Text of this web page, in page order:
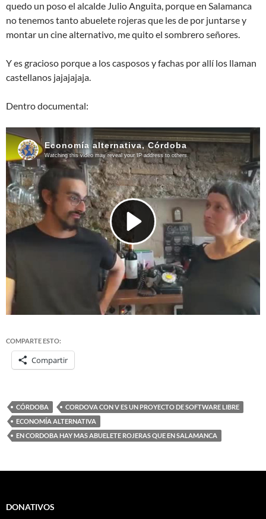
quedo un poso el alcalde Julio Anguita, porque en Salamanca
no tenemos tanto abuelete rojeras que les de por juntarse y
montar un cine alternativo, me quito el sombrero señores.
Y es gracioso porque a los casposos y fachas por allí los llaman
castellanos jajajajaja.
Dentro documental:
COMPARTE ESTO:
Compartir
CÓRDOBA
CORDOVA CON V ES UN PROYECTO DE SOFTWARE LIBRE
ECONOMÍA ALTERNATIVA
EN CORDOBA HAY MAS ABUELETE ROJERAS QUE EN SALAMANCA
DONATIVOS